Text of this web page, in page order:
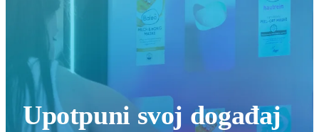
Upotpuni svoj događaj